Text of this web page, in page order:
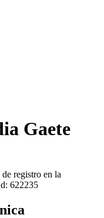
Gaete
registro en la
622235